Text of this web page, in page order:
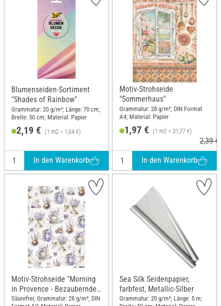
Blumenseiden-Sortiment
"Shades of Rainbow"
Grammatur: 20 g/m²; Länge: 70 cm;
Breite: 50 cm; Material: Papier
2,19 € (1 m2 = 1,04 €)
In den Warenkorb
Motiv-Strohseide
"Sommerhaus"
Grammatur: 28 g/m²; DIN Format
A4; Material: Papier
1,97 € (1 m2 = 31,77 €)
2,39 €
In den Warenkorb
Motiv-Strohseide "Morning
in Provence - Bezaubernde
Landschaft",
Säurefrei; Grammatur: 28 g/m²; DIN
Sea Silk Seidenpapier,
farbfest, Metallic-Silber
Grammatur: 20 g/m²; Länge: 5 m;